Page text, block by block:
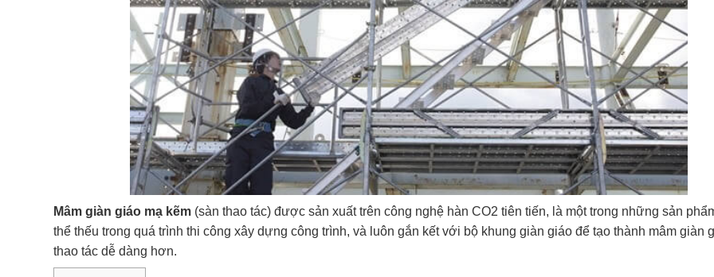
Mâm giàn giáo mạ kẽm (sàn thao tác) được sản xuất trên công nghệ hàn CO2 tiên tiến, là một trong những sản
thể thếu trong quá trình thi công xây dựng công trình, và luôn gắn kết với bộ khung giàn giáo để tạo thành mâm giàn
thao tác dễ dàng hơn.